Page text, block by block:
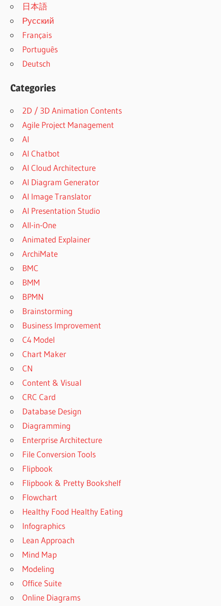
日本語
Русский
Français
Português
Deutsch
Categories
2D / 3D Animation Contents
Agile Project Management
AI
AI Chatbot
AI Cloud Architecture
AI Diagram Generator
AI Image Translator
AI Presentation Studio
All-in-One
Animated Explainer
ArchiMate
BMC
BMM
BPMN
Brainstorming
Business Improvement
C4 Model
Chart Maker
CN
Content & Visual
CRC Card
Database Design
Diagramming
Enterprise Architecture
File Conversion Tools
Flipbook
Flipbook & Pretty Bookshelf
Flowchart
Healthy Food Healthy Eating
Infographics
Lean Approach
Mind Map
Modeling
Office Suite
Online Diagrams